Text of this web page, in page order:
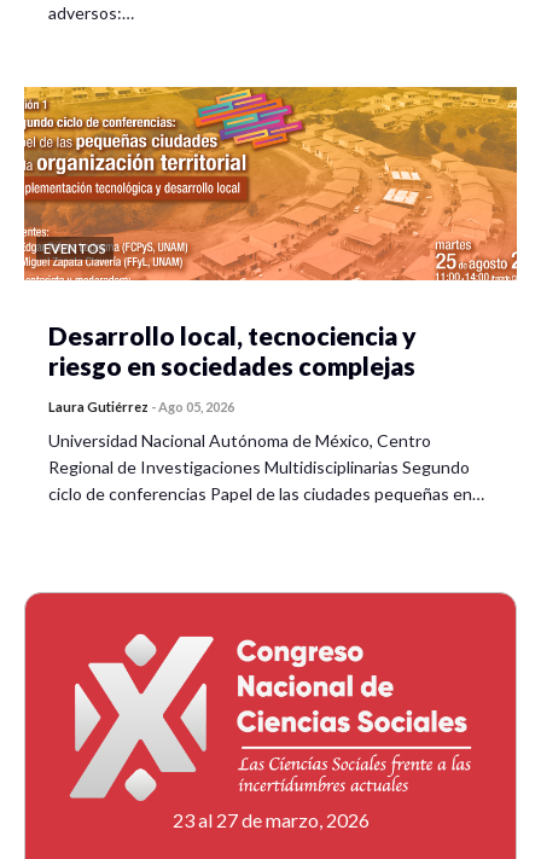
Modera: Diego J. Cárdenas Elías, UG
“La cultura política en Guanajuato. Entre la tradición y
la modernidad”
de Ma. Aidé Hernández García y Elizabeth C. Cobilt
Cruz (Coords).
Comentaristas:
Mariela Díaz Sandoval, UAGRO
Hora: 13:00-14:30
adversos:…
EVENTOS
Desarrollo local, tecnociencia y
riesgo en sociedades complejas
Laura Gutiérrez -Ago 05, 2026
Universidad Nacional Autónoma de México, Centro
Regional de Investigaciones Multidisciplinarias Segundo
ciclo de conferencias Papel de las ciudades pequeñas en…
23 al 27 de marzo, 2026